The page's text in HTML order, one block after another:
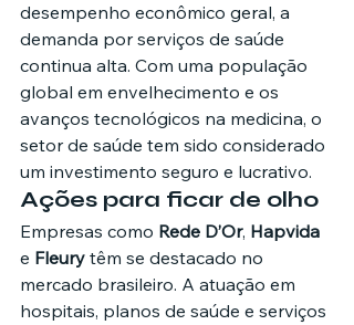
desempenho econômico geral, a
demanda por serviços de saúde
continua alta. Com uma população
global em envelhecimento e os
avanços tecnológicos na medicina, o
setor de saúde tem sido considerado
um investimento seguro e lucrativo.
Ações para ficar de olho
Empresas como Rede D’Or, Hapvida
e Fleury têm se destacado no
mercado brasileiro. A atuação em
hospitais, planos de saúde e serviços